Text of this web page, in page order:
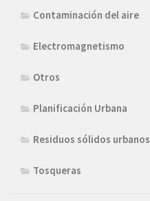
Contaminación del aire
Electromagnetismo
Otros
Planificación Urbana
Residuos sólidos urbanos
Tosqueras